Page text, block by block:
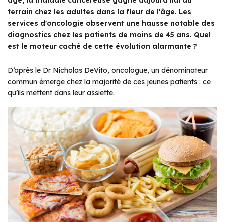
terrain chez les adultes dans la fleur de l'âge. Les
services d'oncologie observent une hausse notable des
diagnostics chez les patients de moins de 45 ans. Quel
est le moteur caché de cette évolution alarmante ?
D’après le Dr Nicholas DeVito, oncologue, un dénominateur
commun émerge chez la majorité de ces jeunes patients : ce
qu’ils mettent dans leur assiette.